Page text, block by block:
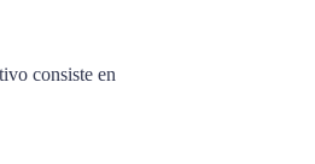
consiste en